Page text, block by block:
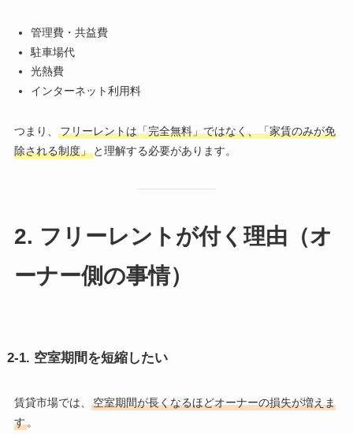
管理費・共益費
駐車場代
光熱費
インターネット利用料
つまり、
フリーレントは「完全無料」ではなく、「家賃のみが免
除される制度」と理解する必要があります。
2. フリーレントが付く理由（オ
ーナー側の事情）
2-1. 空室期間を短縮したい
賃貸市場では、
空室期間が長くなるほどオーナーの損失が増えま
す。